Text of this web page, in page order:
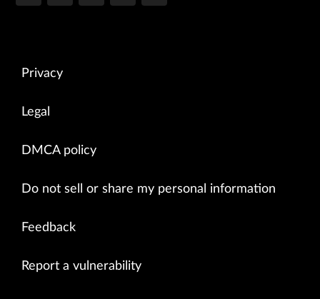
Privacy
Legal
DMCA policy
Do not sell or share my personal information
Feedback
Report a vulnerability